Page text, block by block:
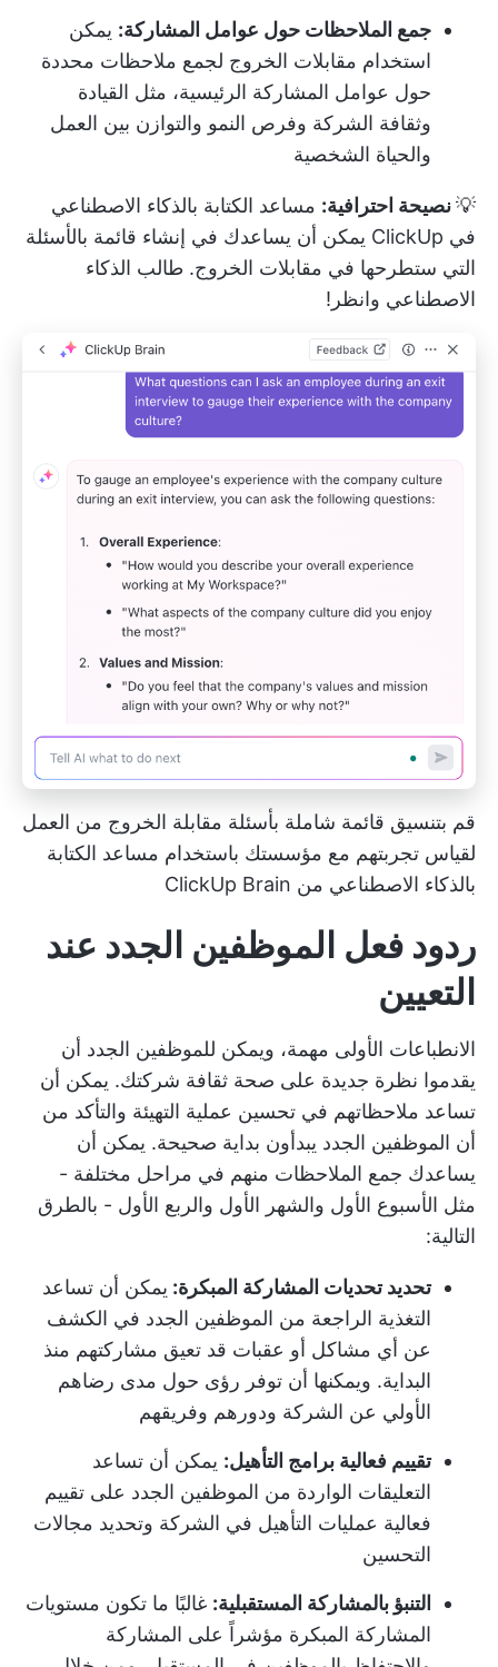
جمع الملاحظات حول عوامل المشاركة: يمكن
استخدام مقابلات الخروج لجمع ملاحظات محددة
حول عوامل المشاركة الرئيسية، مثل القيادة
وثقافة الشركة وفرص النمو والتوازن بين العمل
والحياة الشخصية
💡نصيحة احترافية: مساعد الكتابة بالذكاء الاصطناعي
في ClickUp
يمكن أن يساعدك في إنشاء قائمة بالأسئلة
التي ستطرحها في مقابلات الخروج. طالب الذكاء
الاصطناعي وانظر!
قم بتنسيق قائمة شاملة بأسئلة مقابلة الخروج من العمل
لقياس تجربتهم مع مؤسستك باستخدام مساعد الكتابة
بالذكاء الاصطناعي من ClickUp Brain
ردود فعل الموظفين الجدد عند
التعيين
الانطباعات الأولى مهمة، ويمكن للموظفين الجدد أن
يقدموا نظرة جديدة على صحة ثقافة شركتك. يمكن أن
تساعد ملاحظاتهم في تحسين عملية التهيئة والتأكد من
أن الموظفين الجدد يبدأون بداية صحيحة. يمكن أن
يساعدك جمع الملاحظات منهم في مراحل مختلفة -
مثل الأسبوع الأول والشهر الأول والربع الأول - بالطرق
التالية:
تحديد تحديات المشاركة المبكرة: يمكن أن تساعد
التغذية الراجعة من الموظفين الجدد في الكشف
عن أي مشاكل أو عقبات قد تعيق مشاركتهم منذ
البداية. ويمكنها أن توفر رؤى حول مدى رضاهم
الأولي عن الشركة ودورهم وفريقهم
تقييم فعالية برامج التأهيل: يمكن أن تساعد
التعليقات الواردة من الموظفين الجدد على تقييم
فعالية عمليات التأهيل في الشركة وتحديد مجالات
التحسين
التنبؤ بالمشاركة المستقبلية: غالبًا ما تكون مستويات
المشاركة المبكرة مؤشراً على المشاركة